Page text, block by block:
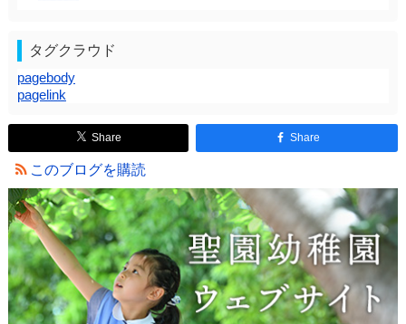
タグクラウド
pagebody
pagelink
Share Share
このブログを購読